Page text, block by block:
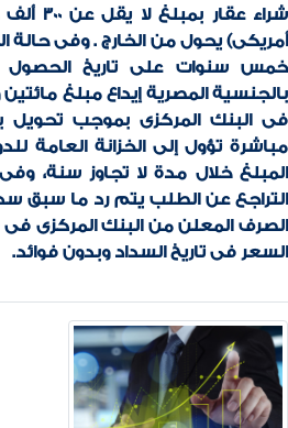
شراء
أمريكى) يحول من الخارج . وفى حالة
خمس سنوات على تاريخ الحصول
بالجنسية المصرية إيداع مبلغ
فى البنك المركزى بموجب تحويل
مباشرة تؤول إلى الخزانة العامة
المبلغ خلال مدة لا تجاوز سنة،
التراجع عن الطلب يتم رد ما سبق
الصرف المعلن من البنك المركزى فى
السعر فى تاريخ السداد وبدون فوائد.